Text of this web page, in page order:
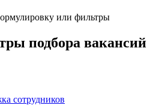
или фильтры
подбора вакансий
сотрудников